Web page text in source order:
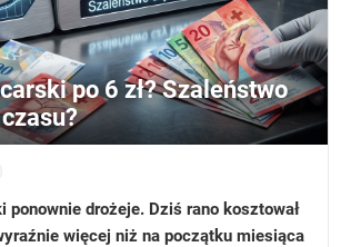
po 6 zł? Szaleństwo
ponownie drożeje. Dziś rano kosztował
więcej niż na początku miesiąca